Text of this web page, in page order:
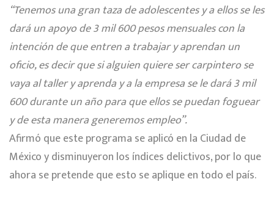
“Tenemos una gran taza de adolescentes y a ellos se les
dará un apoyo de 3 mil 600 pesos mensuales con la
intención de que entren a trabajar y aprendan un
oficio, es decir que si alguien quiere ser carpintero se
vaya al taller y aprenda y a la empresa se le dará 3 mil
600 durante un año para que ellos se puedan foguear
y de esta manera generemos empleo”.
Afirmó que este programa se aplicó en la Ciudad de
México y disminuyeron los índices delictivos, por lo que
ahora se pretende que esto se aplique en todo el país.